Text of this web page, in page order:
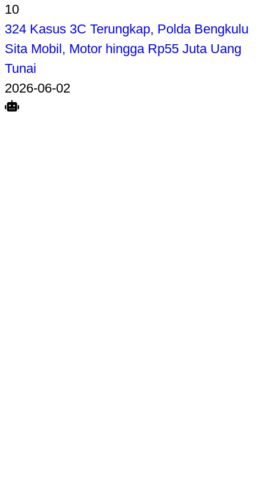
10
324 Kasus 3C Terungkap, Polda Bengkulu
Sita Mobil, Motor hingga Rp55 Juta Uang
Tunai
2026-06-02